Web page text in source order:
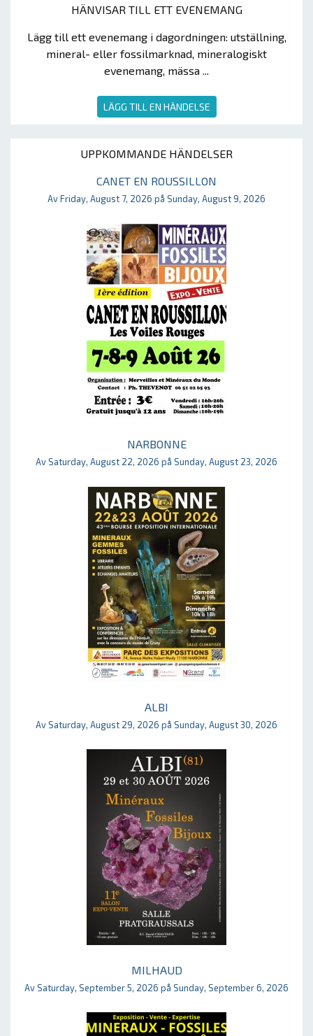
HÄNVISAR TILL ETT EVENEMANG
Lägg till ett evenemang i dagordningen: utställning,
mineral- eller fossilmarknad, mineralogiskt
evenemang, mässa ...
LÄGG TILL EN HÄNDELSE
UPPKOMMANDE HÄNDELSER
CANET EN ROUSSILLON
Av Friday, August 7, 2026 på Sunday, August 9, 2026
NARBONNE
Av Saturday, August 22, 2026 på Sunday, August 23, 2026
ALBI
Av Saturday, August 29, 2026 på Sunday, August 30, 2026
MILHAUD
Av Saturday, September 5, 2026 på Sunday, September 6, 2026